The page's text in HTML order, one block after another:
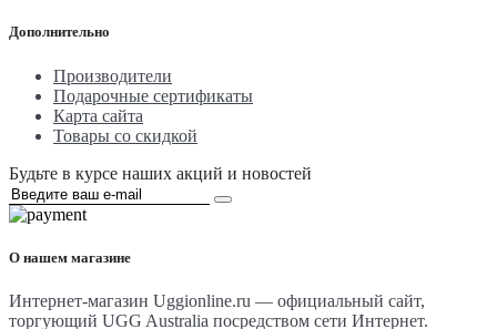
Дополнительно
Производители
Подарочные сертификаты
Карта сайта
Товары со скидкой
Будьте в курсе наших акций и новостей
О нашем магазине
Интернет-магазин Uggionline.ru — официальный сайт,
торгующий UGG Australia посредством сети Интернет.